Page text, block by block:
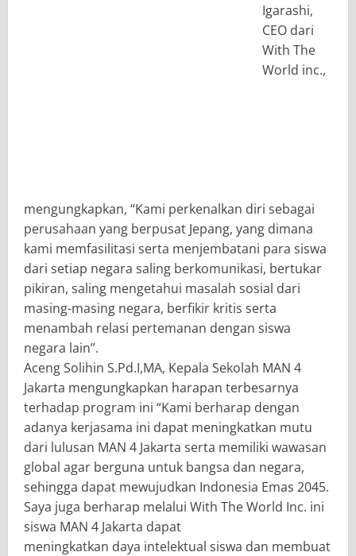
Igarashi,
CEO dari
With The
World inc., ​
mengungkapkan, “Kami perkenalkan diri sebagai
perusahaan yang berpusat Jepang, yang dimana
kami memfasilitasi serta menjembatani para siswa
dari setiap negara saling berkomunikasi, bertukar
pikiran, saling mengetahui masalah sosial dari
masing-masing negara, berfikir kritis serta
menambah relasi pertemanan dengan siswa
negara lain”.
Aceng Solihin S.Pd.I,MA, Kepala Sekolah MAN 4
Jakarta mengungkapkan harapan terbesarnya
terhadap program ini “Kami berharap dengan
adanya kerjasama ini dapat meningkatkan mutu
dari lulusan MAN 4 Jakarta serta memiliki wawasan
global agar berguna untuk bangsa dan negara,
sehingga dapat mewujudkan Indonesia Emas 2045.
Saya juga berharap melalui With The World Inc. ini
siswa MAN 4 Jakarta dapat
meningkatkan daya intelektual siswa dan membuat